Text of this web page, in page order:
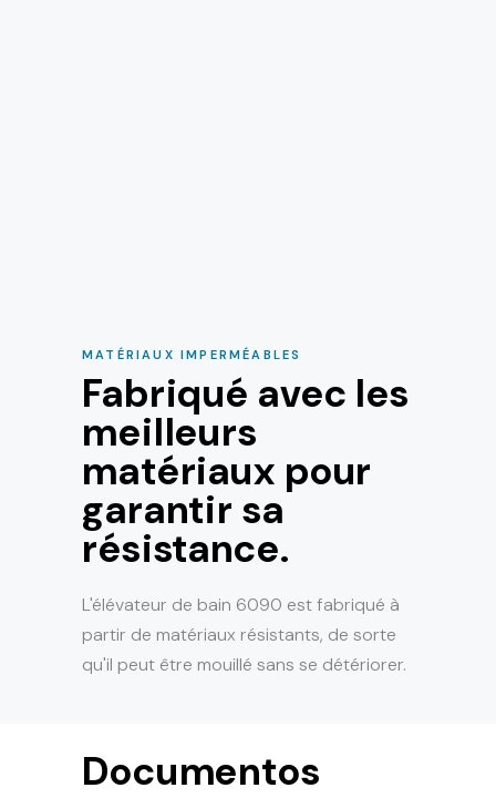
MATÉRIAUX IMPERMÉABLES
Fabriqué avec les
meilleurs
matériaux pour
garantir sa
résistance.
L'élévateur de bain 6090 est fabriqué à
partir de matériaux résistants, de sorte
qu'il peut être mouillé sans se détériorer.
Documentos